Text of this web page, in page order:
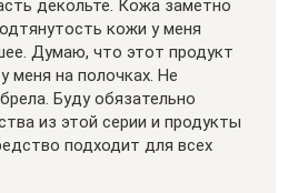
декольте. Кожа заметно
кожи у меня
Думаю, что этот продукт
меня на полочках. Не
Буду обязательно
из этой серии и продукты
подходит для всех